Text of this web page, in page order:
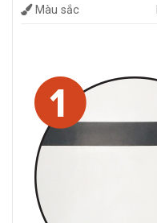
Màu sắc